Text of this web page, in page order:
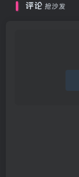
评论 抢沙发